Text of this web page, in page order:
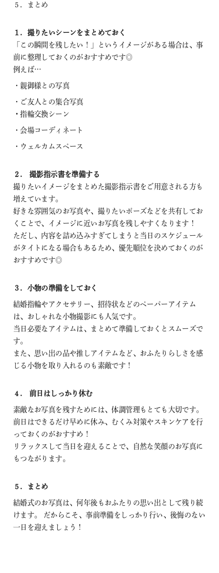
５．まとめ
１．撮りたいシーンをまとめておく
「この瞬間を残したい！」というイメージがある場合は、事
前に整理しておくのがおすすめです◎
例えば…
・親御様との写真
・ご友人との集合写真
・指輪交換シーン
・会場コーディネート
・ウェルカムスペース
２． 撮影指示書を準備する
撮りたいイメージをまとめた撮影指示書をご用意される方も
増えています。
好きな雰囲気のお写真や、撮りたいポーズなどを共有してお
くことで、イメージに近いお写真を残しやすくなります！
ただし、内容を詰め込みすぎてしまうと当日のスケジュール
がタイトになる場合もあるため、優先順位を決めておくのが
おすすめです◎
３．小物の準備をしておく
結婚指輪やアクセサリー、招待状などのペーパーアイテム
は、おしゃれな小物撮影にも人気です。
当日必要なアイテムは、まとめて準備しておくとスムーズで
す。
また、思い出の品や推しアイテムなど、おふたりらしさを感
じる小物を取り入れるのも素敵です！
４． 前日はしっかり休む
素敵なお写真を残すためには、体調管理もとても大切です。
前日はできるだけ早めに休み、むくみ対策やスキンケアを行
っておくのがおすすめ！
リラックスして当日を迎えることで、自然な笑顔のお写真に
もつながります。
５．まとめ
結婚式のお写真は、何年後もおふたりの思い出として残り続
けます。 だからこそ、事前準備をしっかり行い、後悔のない
一日を迎えましょう！